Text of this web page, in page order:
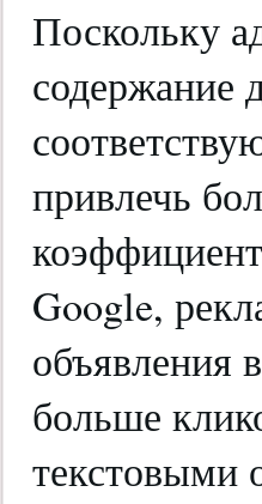
Поскольку
содержание
привлечь
Google,
объявления
больше
текстовыми